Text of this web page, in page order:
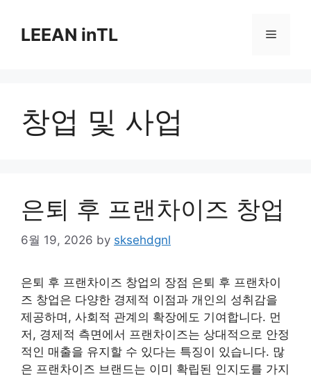
contentLEEAN inTL Menu
창업 및 사업
은퇴 후 프랜차이즈 창업
6월 19, 2026 by sksehdgnl
은퇴 후 프랜차이즈 창업의 장점 은퇴 후 프랜차이
즈 창업은 다양한 경제적 이점과 개인의 성취감을
제공하며, 사회적 관계의 확장에도 기여합니다. 먼
저, 경제적 측면에서 프랜차이즈는 상대적으로 안정
적인 매출을 유지할 수 있다는 특징이 있습니다. 많
은 프랜차이즈 브랜드는 이미 확립된 인지도를 가지